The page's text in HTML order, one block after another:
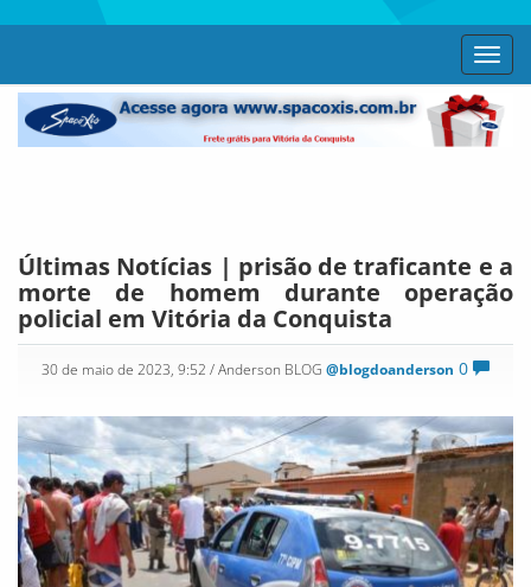
Últimas Notícias | prisão de traficante e a
morte de homem durante operação
policial em Vitória da Conquista
0
30 de maio de 2023, 9:52 / Anderson BLOG @blogdoanderson